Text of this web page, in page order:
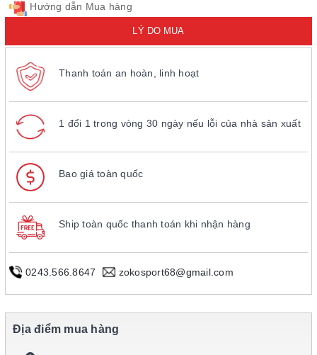
Hướng dẫn Mua hàng
LÝ DO MUA
Thanh toán an hoàn, linh hoạt
1 đổi 1 trong vòng 30 ngày nếu lỗi của nhà sản xuất
Bao giá toàn quốc
Ship toàn quốc thanh toán khi nhận hàng
0243.566.8647 zokosport68@gmail.com
Địa điểm mua hàng